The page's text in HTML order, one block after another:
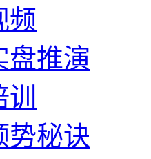
频
盘推演
势秘诀